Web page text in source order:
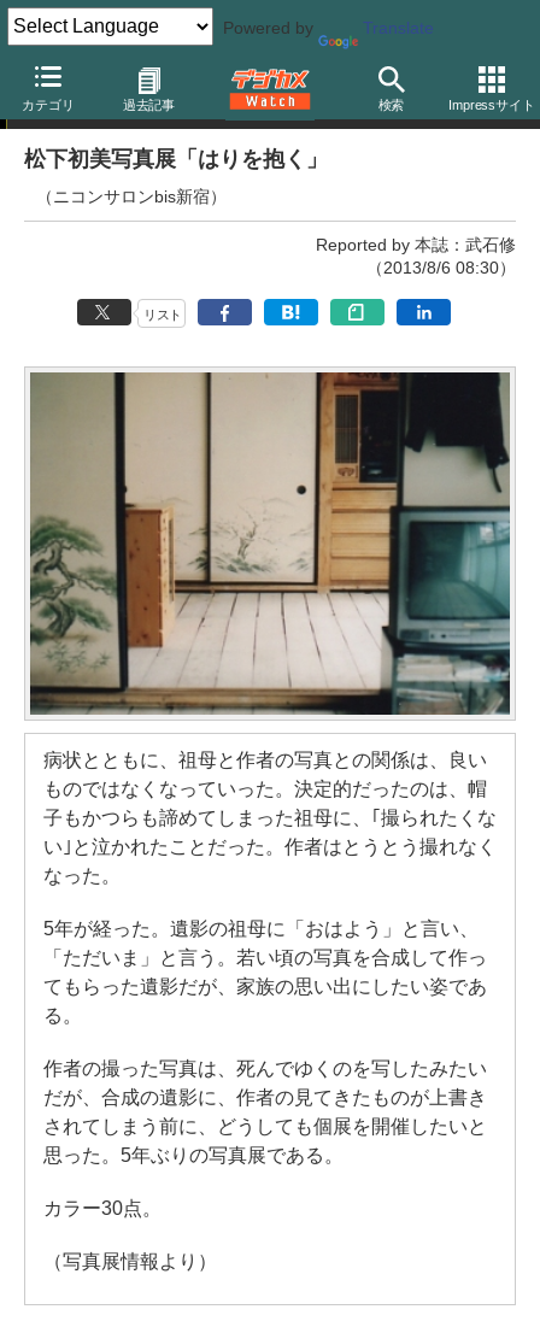
Powered by Translate
カテゴリ 過去記事 検索 Impressサイト
写真展
松下初美写真展「はりを抱く」
（ニコンサロンbis新宿）
Reported by 本誌：武石修
（2013/8/6 08:30）
リスト
病状とともに、祖母と作者の写真との関係は、良い
ものではなくなっていった。決定的だったのは、帽
子もかつらも諦めてしまった祖母に、｢撮られたくな
い｣と泣かれたことだった。作者はとうとう撮れなく
なった。
5年が経った。遺影の祖母に「おはよう」と言い、
「ただいま」と言う。若い頃の写真を合成して作っ
てもらった遺影だが、家族の思い出にしたい姿であ
る。
作者の撮った写真は、死んでゆくのを写したみたい
だが、合成の遺影に、作者の見てきたものが上書き
されてしまう前に、どうしても個展を開催したいと
思った。5年ぶりの写真展である。
カラー30点。
（写真展情報より）